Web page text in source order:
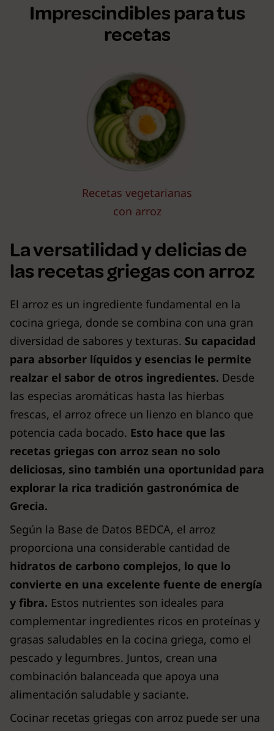
Imprescindibles para tus
recetas
Recetas vegetarianas
con arroz
La versatilidad y delicias de
las recetas griegas con arroz
El arroz es un ingrediente fundamental en la
cocina griega, donde se combina con una gran
diversidad de sabores y texturas. Su capacidad
para absorber líquidos y esencias le permite
realzar el sabor de otros ingredientes. Desde
las especias aromáticas hasta las hierbas
frescas, el arroz ofrece un lienzo en blanco que
potencia cada bocado. Esto hace que las
recetas griegas con arroz sean no solo
deliciosas, sino también una oportunidad para
explorar la rica tradición gastronómica de
Grecia.
Según la Base de Datos BEDCA, el arroz
proporciona una considerable cantidad de
hidratos de carbono complejos, lo que lo
convierte en una excelente fuente de energía
y fibra. Estos nutrientes son ideales para
complementar ingredientes ricos en proteínas y
grasas saludables en la cocina griega, como el
pescado y legumbres. Juntos, crean una
combinación balanceada que apoya una
alimentación saludable y saciante.
Cocinar recetas griegas con arroz puede ser una